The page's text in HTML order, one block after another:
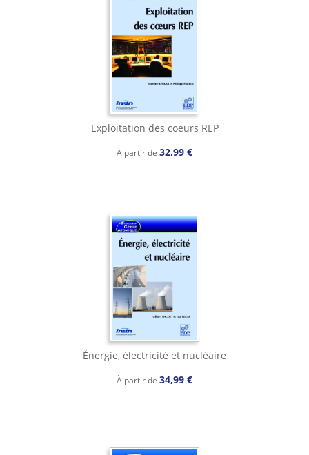
Exploitation des coeurs REP
À partir de 32,99 €
Énergie, électricité et nucléaire
À partir de 34,99 €